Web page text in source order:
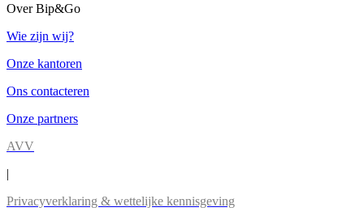
Over Bip&Go
Wie zijn wij?
Onze kantoren
Ons contacteren
Onze partners
AVV
|
Privacyverklaring & wettelijke kennisgeving